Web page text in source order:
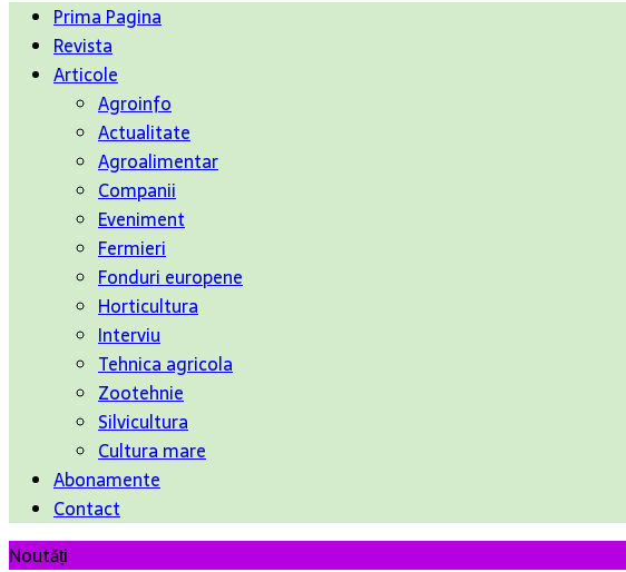
Prima Pagina
Revista
Articole
Agroinfo
Actualitate
Agroalimentar
Companii
Eveniment
Fermieri
Fonduri europene
Horticultura
Interviu
Tehnica agricola
Zootehnie
Silvicultura
Cultura mare
Abonamente
Contact
Noutăți